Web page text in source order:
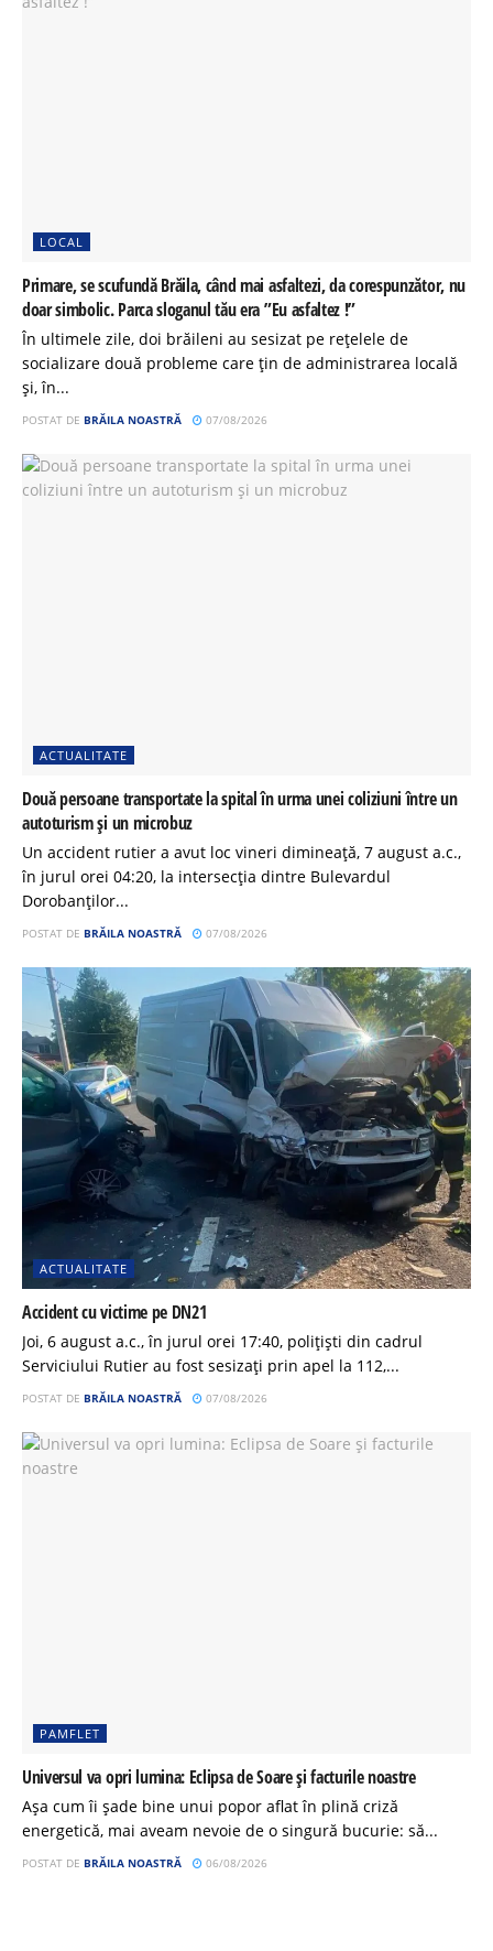
LOCAL
Primare, se scufundă Brăila, când mai asfaltezi, da corespunzător, nu
doar simbolic. Parca sloganul tău era ”Eu asfaltez !”
În ultimele zile, doi brăileni au sesizat pe rețelele de
socializare două probleme care țin de administrarea locală
și, în...
POSTAT DE BRĂILA NOASTRĂ 07/08/2026
ACTUALITATE
Două persoane transportate la spital în urma unei coliziuni între un
autoturism și un microbuz
Un accident rutier a avut loc vineri dimineață, 7 august a.c.,
în jurul orei 04:20, la intersecția dintre Bulevardul
Dorobanților...
POSTAT DE BRĂILA NOASTRĂ 07/08/2026
ACTUALITATE
Accident cu victime pe DN21
Joi, 6 august a.c., în jurul orei 17:40, polițiști din cadrul
Serviciului Rutier au fost sesizați prin apel la 112,...
POSTAT DE BRĂILA NOASTRĂ 07/08/2026
PAMFLET
Universul va opri lumina: Eclipsa de Soare și facturile noastre
Așa cum îi șade bine unui popor aflat în plină criză
energetică, mai aveam nevoie de o singură bucurie: să...
POSTAT DE BRĂILA NOASTRĂ 06/08/2026